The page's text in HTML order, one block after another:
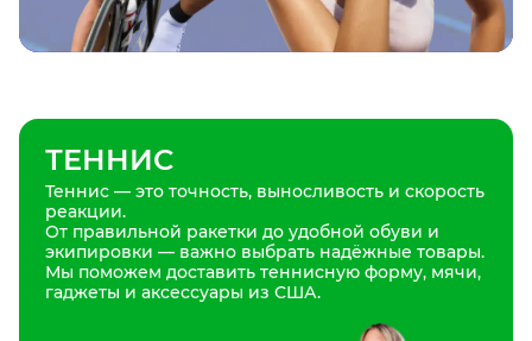
ТЕННИС
Теннис — это точность, выносливость и скорость
реакции.
От правильной ракетки до удобной обуви и
экипировки — важно выбрать надёжные товары.
Мы поможем доставить теннисную форму, мячи,
гаджеты и аксессуары из США.